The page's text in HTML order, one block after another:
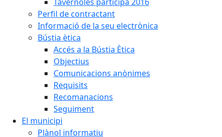
Perfil de contractant
Informació de la seu electrònica
Bústia ètica
Accés a la Bústia Ètica
Objectius
Comunicacions anònimes
Requisits
Recomanacions
Seguiment
El municipi
Plànol informatiu